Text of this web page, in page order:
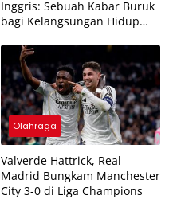
Inggris: Sebuah Kabar Buruk
bagi Kelangsungan Hidup
Olahraga
Valverde Hattrick, Real
Madrid Bungkam Manchester
City 3-0 di Liga Champions